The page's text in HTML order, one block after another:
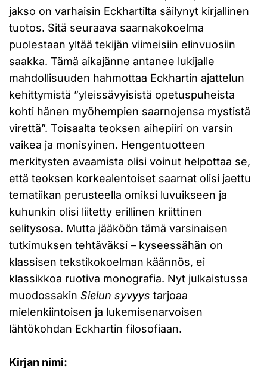
jakso on varhaisin Eckhartilta säilynyt kirjallinen
tuotos. Sitä seuraava saarnakokoelma
puolestaan yltää tekijän viimeisiin elinvuosiin
saakka. Tämä aikajänne antanee lukijalle
mahdollisuuden hahmottaa Eckhartin ajattelun
kehittymistä ”yleissävyisistä opetuspuheista
kohti hänen myöhempien saarnojensa mystistä
virettä”. Toisaalta teoksen aihepiiri on varsin
vaikea ja monisyinen. Hengentuotteen
merkitysten avaamista olisi voinut helpottaa se,
että teoksen korkealentoiset saarnat olisi jaettu
tematiikan perusteella omiksi luvuikseen ja
kuhunkin olisi liitetty erillinen kriittinen
selitysosa. Mutta jääköön tämä varsinaisen
tutkimuksen tehtäväksi – kyseessähän on
klassisen tekstikokoelman käännös, ei
klassikkoa ruotiva monografia. Nyt julkaistussa
muodossakin Sielun syvyys tarjoaa
mielenkiintoisen ja lukemisenarvoisen
lähtökohdan Eckhartin filosofiaan.
Kirjan nimi: